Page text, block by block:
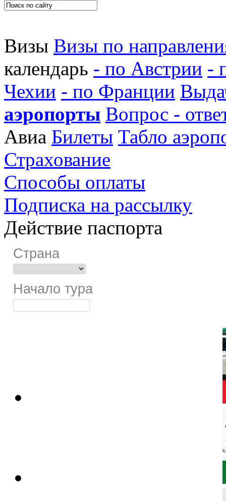
Визы Визы по
календарь - по Австрии -
Чехии - по Франции
аэропорты Вопрос -
Авиа Билеты Табло
Страхование
Способы оплаты
Подписка на рассылку
Действие паспорта
Страна
Начало тура